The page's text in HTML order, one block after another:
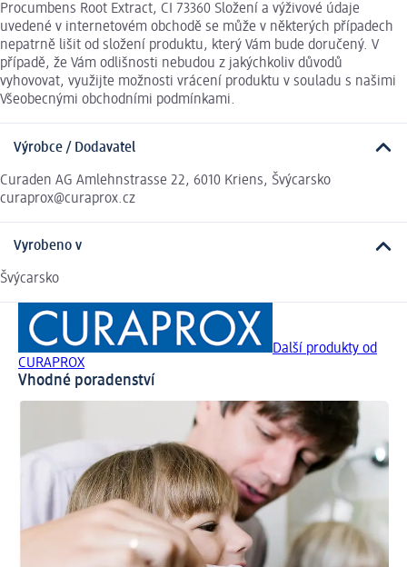
Procumbens Root Extract, CI 73360 Složení a výživové údaje
uvedené v internetovém obchodě se může v některých případech
nepatrně lišit od složení produktu, který Vám bude doručený. V
případě, že Vám odlišnosti nebudou z jakýchkoliv důvodů
vyhovovat, využijte možnosti vrácení produktu v souladu s našimi
Všeobecnými obchodními podmínkami.
Výrobce / Dodavatel
Curaden AG Amlehnstrasse 22, 6010 Kriens, Švýcarsko
curaprox@curaprox.cz
Vyrobeno v
Švýcarsko
Další produkty od
CURAPROX
Vhodné poradenství